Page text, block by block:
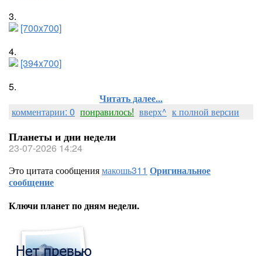
3.
[700x700]
4.
[394x700]
5.
Читать далее...
комментарии: 0 понравилось! вверх^ к полной версии
Планеты и дни недели
23-07-2026 14:24
Это цитата сообщениямакошь311 Оригинальное
сообщение
Ключи планет по дням недели.